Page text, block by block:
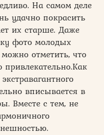
На самом деле
удачно покрасить
их старше. Даже
фото молодых
отметить, что
вписывается в
Вместе с тем, не